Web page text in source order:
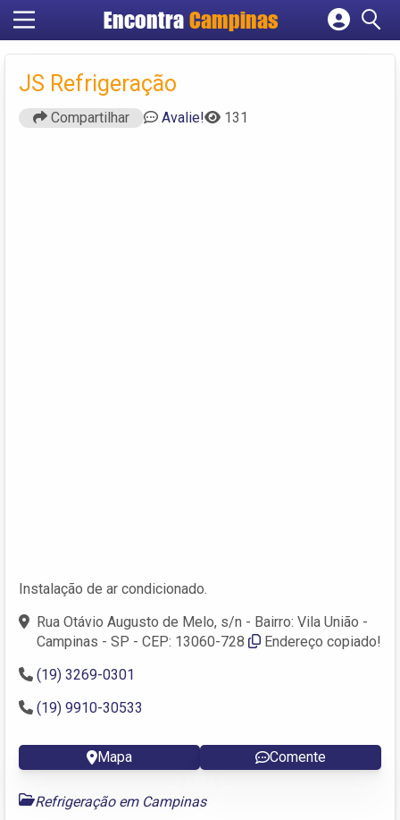
Encontra Campinas
Cadastrar empresa
JS Refrigeração
Compartilhar Avalie! 131
Instalação de ar condicionado.
Rua Otávio Augusto de Melo, s/n - Bairro: Vila União -
Campinas - SP - CEP: 13060-728
Endereço copiado!
(19) 3269-0301
(19) 9910-30533
Mapa Comente
Refrigeração em Campinas